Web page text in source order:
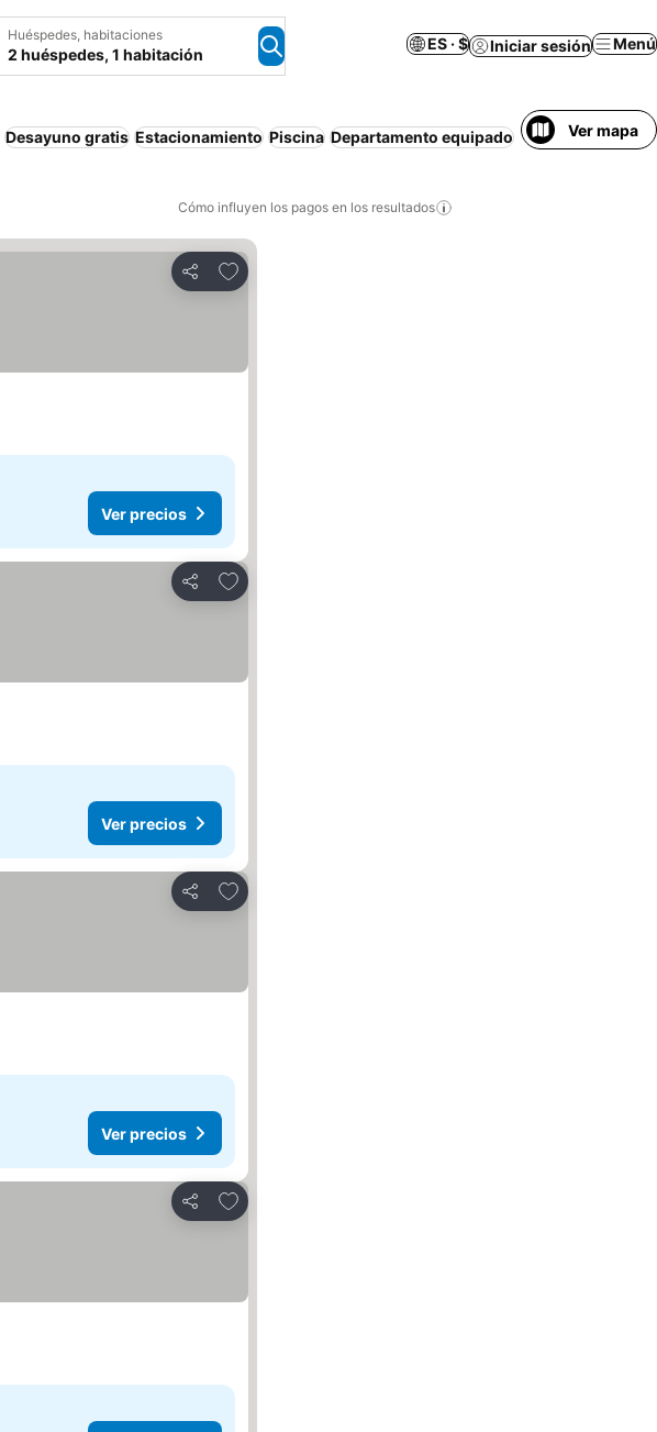
Huéspedes, habitaciones
2 huéspedes, 1 habitación
ES · $ Iniciar sesión Menú
Desayuno gratis Estacionamiento Piscina Departamento equipado Aire Ver mapa
Cómo influyen los pagos en los resultados
Compartir
Añadir a favoritos
Ver precios
Compartir
Añadir a favoritos
Ver precios
Compartir
Añadir a favoritos
Ver precios
Compartir
Añadir a favoritos